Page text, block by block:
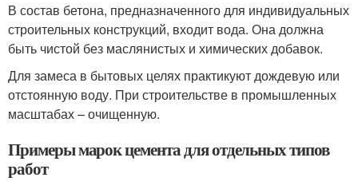
В состав бетона, предназначенного для индивидуальных
строительных конструкций, входит вода. Она должна
быть чистой без маслянистых и химических добавок.
Для замеса в бытовых целях практикуют дождевую или
отстоянную воду. При строительстве в промышленных
масштабах – очищенную.
Примеры марок цемента для отдельных типов
работ